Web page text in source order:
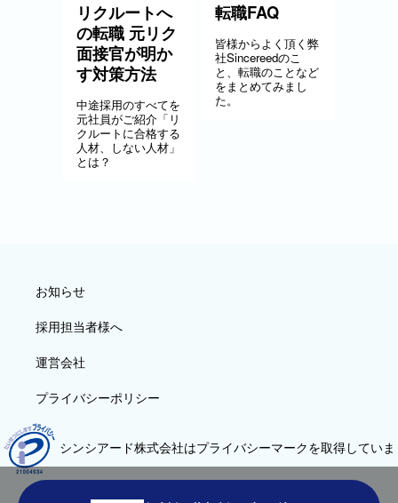
リクルートへ
の転職 元リク
面接官が明か
す対策方法
中途採用のすべてを
元社員がご紹介「リ
クルートに合格する
人材、しない人材」
とは？
転職FAQ
皆様からよく頂く弊
社Sincereedのこ
と、転職のことなど
をまとめてみまし
た。
お知らせ
採用担当者様へ
運営会社
プライバシーポリシー
シンシアード株式会社はプライバシーマークを取得していま